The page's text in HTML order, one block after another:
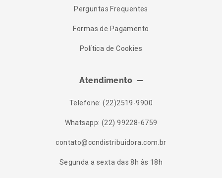
Perguntas Frequentes
Formas de Pagamento
Política de Cookies
Atendimento
Telefone: (22)2519-9900
Whatsapp: (22) 99228-6759
contato@ccndistribuidora.com.br
Segunda a sexta das 8h às 18h